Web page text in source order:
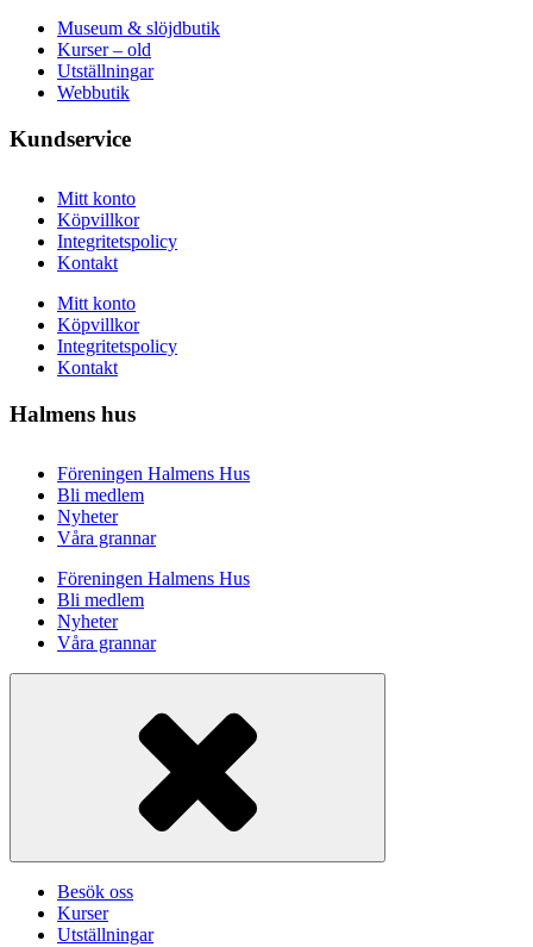
Museum & slöjdbutik
Kurser – old
Utställningar
Webbutik
Kundservice
Mitt konto
Köpvillkor
Integritetspolicy
Kontakt
Mitt konto
Köpvillkor
Integritetspolicy
Kontakt
Halmens hus
Föreningen Halmens Hus
Bli medlem
Nyheter
Våra grannar
Föreningen Halmens Hus
Bli medlem
Nyheter
Våra grannar
Besök oss
Kurser
Utställningar